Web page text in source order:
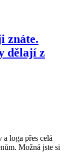
znáte.
dělají z
loga přes celá
Možná jste si